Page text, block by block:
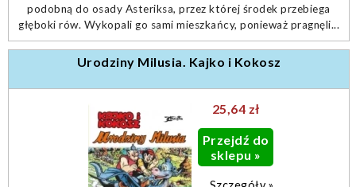
podobną do osady Asteriksa, przez której środek przebiega
głęboki rów. Wykopali go sami mieszkańcy, ponieważ pragnęli...
Urodziny Milusia. Kajko i Kokosz
25,64 zł
Przejdź do
sklepu »